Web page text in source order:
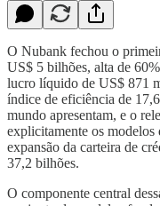
O Nubank fechou o
US$ 5 bilhões, alta de
lucro líquido de US$ 871
índice de eficiência de
mundo apresentam, e o
explicitamente os
expansão da carteira de
37,2 bilhões.
O componente central